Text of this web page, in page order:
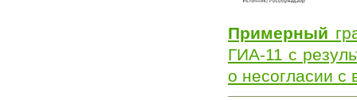
Примерный
ГИА-11 с
о несогласии